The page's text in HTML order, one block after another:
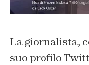
La giornalista,
suo profilo